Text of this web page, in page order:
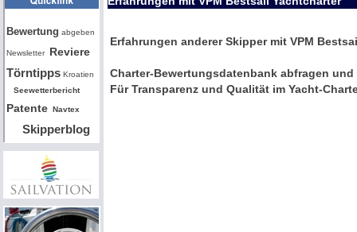
Bw
Bewertung abgeben
Newsletter Reviere
Törntipps Kroatien
Seewetterbericht
Patente Navtex
Skipperblog
Erfahrungen anderer Skipper mit VPM
Charter-Bewertungsdatenbank abfragen
Für Transparenz und Qualität im Yacht-